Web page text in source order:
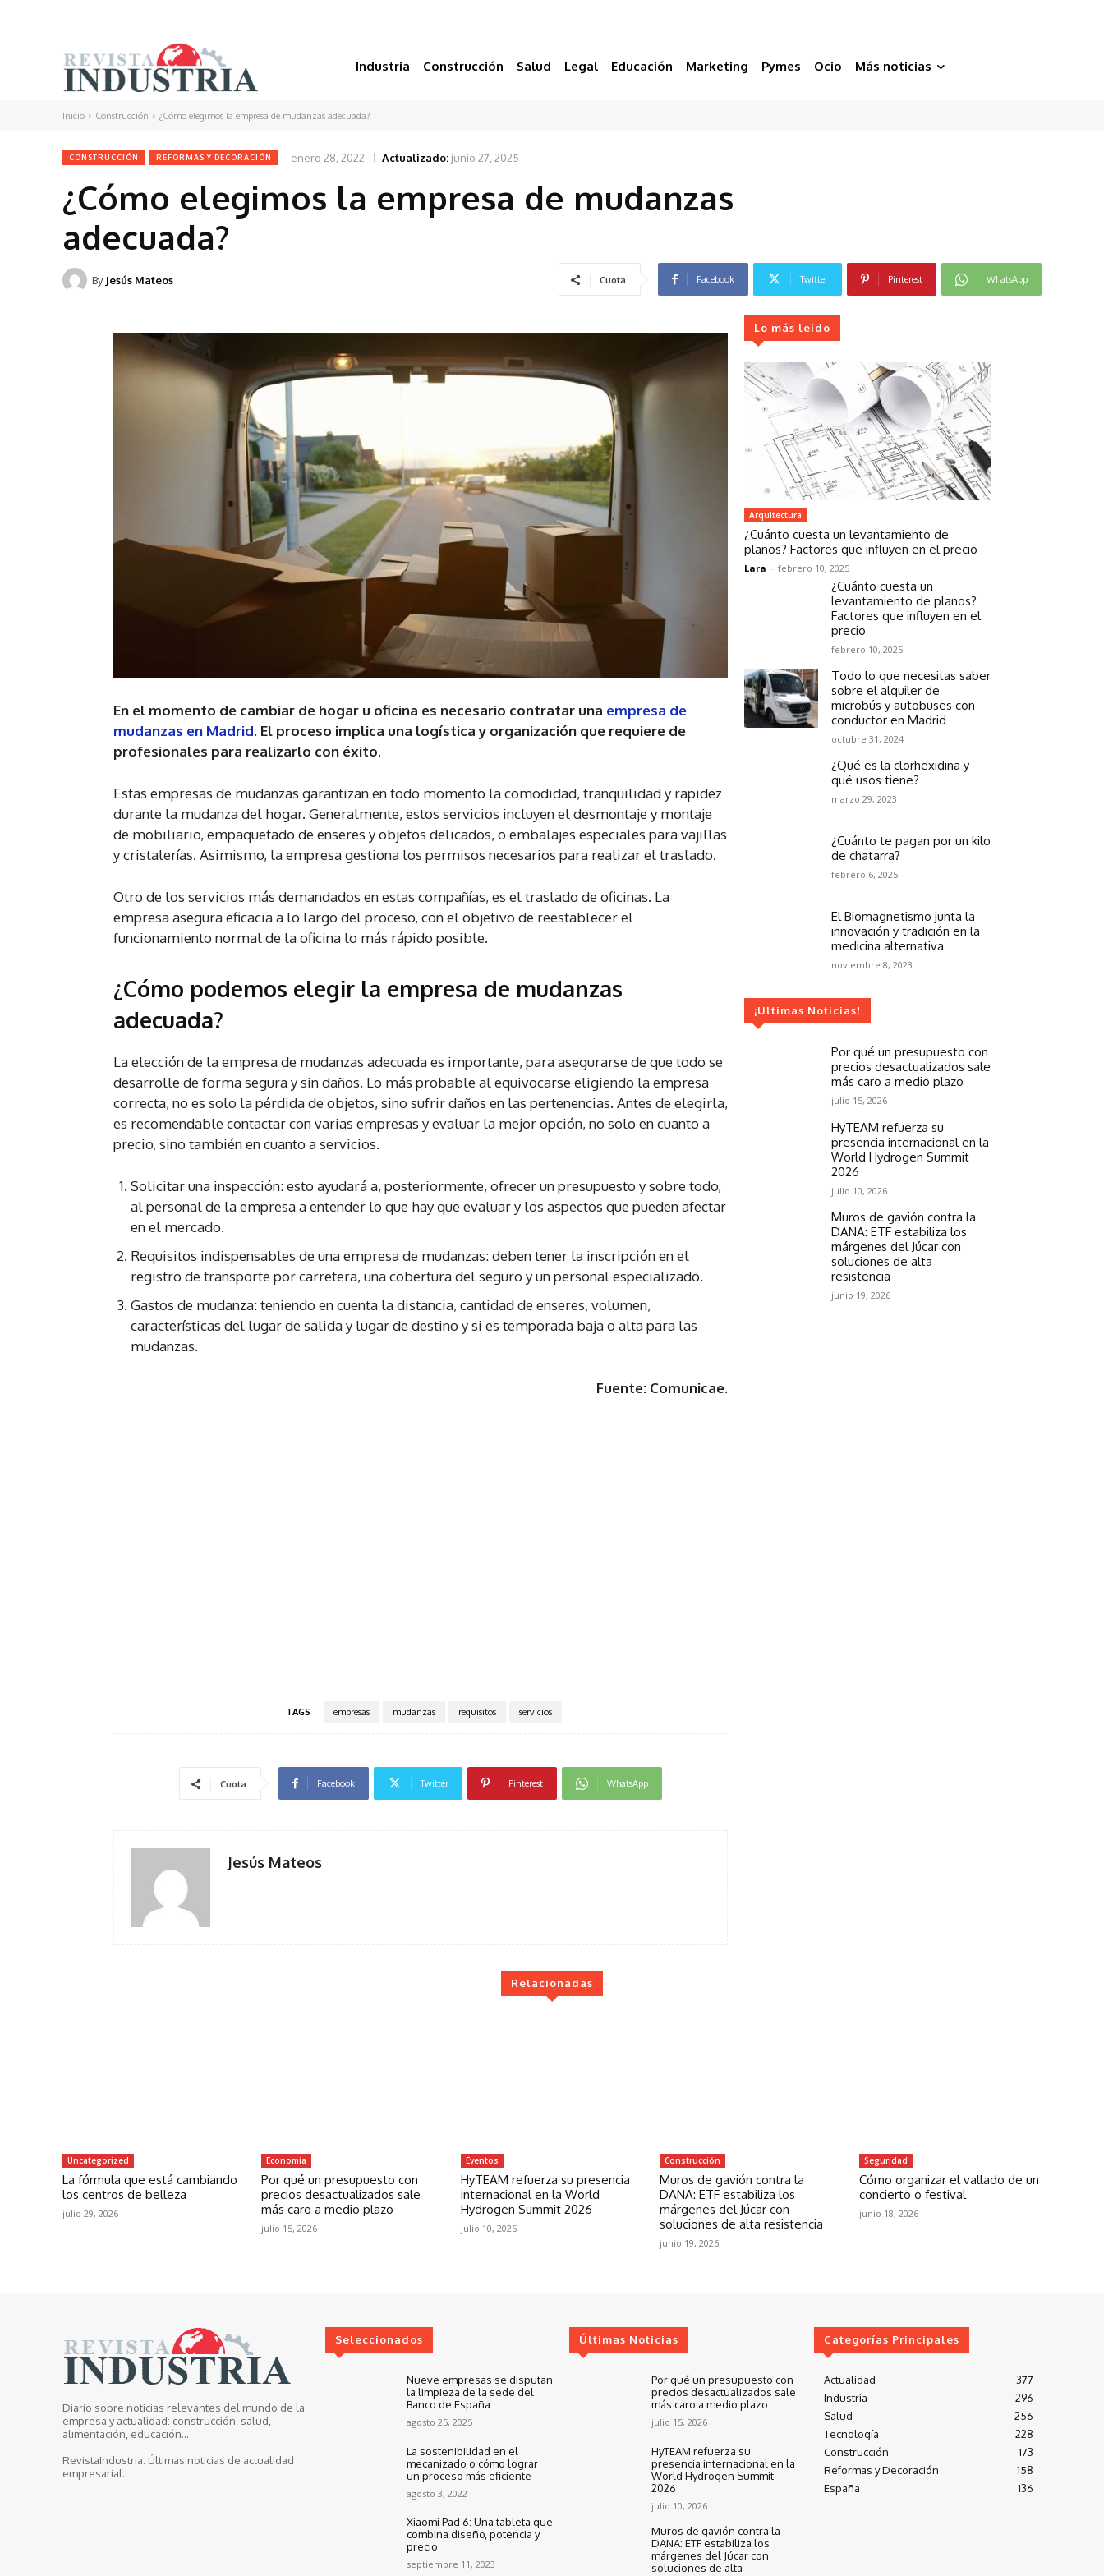
Industria Construcción Salud Legal Educación Marketing Pymes Ocio Más noticias
Inicio Construcción ¿Cómo elegimos la empresa de mudanzas adecuada?
CONSTRUCCIÓN REFORMAS Y DECORACIÓN enero 28, 2022 Actualizado: junio 27, 2025
¿Cómo elegimos la empresa de mudanzas
adecuada?
By Jesús Mateos Cuota Facebook Twitter Pinterest WhatsApp
En el momento de cambiar de hogar u oficina es necesario contratar una empresa de
mudanzas en Madrid. El proceso implica una logística y organización que requiere de
profesionales para realizarlo con éxito.
Estas empresas de mudanzas garantizan en todo momento la comodidad, tranquilidad y rapidez
durante la mudanza del hogar. Generalmente, estos servicios incluyen el desmontaje y montaje
de mobiliario, empaquetado de enseres y objetos delicados, o embalajes especiales para vajillas
y cristalerías. Asimismo, la empresa gestiona los permisos necesarios para realizar el traslado.
Otro de los servicios más demandados en estas compañías, es el traslado de oficinas. La
empresa asegura eficacia a lo largo del proceso, con el objetivo de reestablecer el
funcionamiento normal de la oficina lo más rápido posible.
¿Cómo podemos elegir la empresa de mudanzas
adecuada?
La elección de la empresa de mudanzas adecuada es importante, para asegurarse de que todo se
desarrolle de forma segura y sin daños. Lo más probable al equivocarse eligiendo la empresa
correcta, no es solo la pérdida de objetos, sino sufrir daños en las pertenencias. Antes de elegirla,
es recomendable contactar con varias empresas y evaluar la mejor opción, no solo en cuanto a
precio, sino también en cuanto a servicios.
Solicitar una inspección: esto ayudará a, posteriormente, ofrecer un presupuesto y sobre todo,
al personal de la empresa a entender lo que hay que evaluar y los aspectos que pueden afectar
en el mercado.
Requisitos indispensables de una empresa de mudanzas: deben tener la inscripción en el
registro de transporte por carretera, una cobertura del seguro y un personal especializado.
Gastos de mudanza: teniendo en cuenta la distancia, cantidad de enseres, volumen,
características del lugar de salida y lugar de destino y si es temporada baja o alta para las
mudanzas.
Fuente: Comunicae.
TAGS empresas mudanzas requisitos servicios
Cuota Facebook Twitter Pinterest WhatsApp
Jesús Mateos
Lo más leído
Arquitectura
¿Cuánto cuesta un levantamiento de
planos? Factores que influyen en el precio
Lara - febrero 10, 2025
¿Cuánto cuesta un
levantamiento de planos?
Factores que influyen en el
precio
febrero 10, 2025
Todo lo que necesitas saber
sobre el alquiler de
microbús y autobuses con
conductor en Madrid
octubre 31, 2024
¿Qué es la clorhexidina y
qué usos tiene?
marzo 29, 2023
¿Cuánto te pagan por un kilo
de chatarra?
febrero 6, 2025
El Biomagnetismo junta la
innovación y tradición en la
medicina alternativa
noviembre 8, 2023
¡Ultimas Noticias!
Por qué un presupuesto con
precios desactualizados sale
más caro a medio plazo
julio 15, 2026
HyTEAM refuerza su
presencia internacional en la
World Hydrogen Summit
2026
julio 10, 2026
Muros de gavión contra la
DANA: ETF estabiliza los
márgenes del Júcar con
soluciones de alta
resistencia
junio 19, 2026
Relacionadas
Uncategorized
La fórmula que está cambiando
los centros de belleza
julio 29, 2026
Economía
Por qué un presupuesto con
precios desactualizados sale
más caro a medio plazo
julio 15, 2026
Eventos
HyTEAM refuerza su presencia
internacional en la World
Hydrogen Summit 2026
julio 10, 2026
Construcción
Muros de gavión contra la
DANA: ETF estabiliza los
márgenes del Júcar con
soluciones de alta resistencia
junio 19, 2026
Seguridad
Cómo organizar el vallado de un
concierto o festival
junio 18, 2026
Diario sobre noticias relevantes del mundo de la
empresa y actualidad: construcción, salud,
alimentación, educación...
RevistaIndustria: Últimas noticias de actualidad
empresarial.
Seleccionados
Nueve empresas se disputan
la limpieza de la sede del
Banco de España
agosto 25, 2025
La sostenibilidad en el
mecanizado o cómo lograr
un proceso más eficiente
agosto 3, 2022
Xiaomi Pad 6: Una tableta que
combina diseño, potencia y
precio
septiembre 11, 2023
Últimas Noticias
Por qué un presupuesto con
precios desactualizados sale
más caro a medio plazo
julio 15, 2026
HyTEAM refuerza su
presencia internacional en la
World Hydrogen Summit
2026
julio 10, 2026
Muros de gavión contra la
DANA: ETF estabiliza los
márgenes del Júcar con
soluciones de alta
Categorías Principales
Actualidad
377
Industria
296
Salud
256
Tecnología
228
Construcción
173
Reformas y Decoración
158
España
136